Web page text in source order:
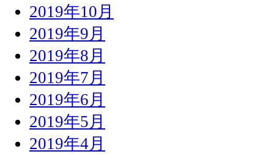
2019年10月
2019年9月
2019年8月
2019年7月
2019年6月
2019年5月
2019年4月